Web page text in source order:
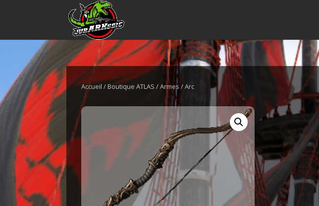
Accueil /Boutique ATLAS /Armes / Arc